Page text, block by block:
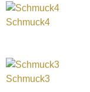
Schmuck4
Schmuck3